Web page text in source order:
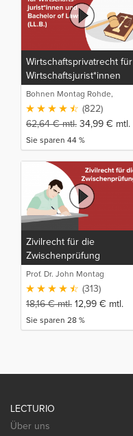
Wirtschaftsprivatrecht für
Wirtschaftsjurist*innen
und Bachelor of Laws
(LL.B.)
Bohnen Montag Rohde,
Juristische Intensivlehrgänge
(822)
62,64€mtl. 34,99 € mtl.
Sie sparen 44 %
Zivilrecht für die
Zwischenprüfung
Prof. Dr. John Montag
(313)
18,16€mtl. 12,99 € mtl.
Sie sparen 28 %
LECTURIO
Über uns